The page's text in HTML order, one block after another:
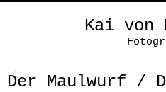
Kai von
Der Maulwurf /